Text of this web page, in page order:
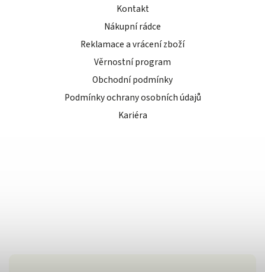
Kontakt
Nákupní rádce
Reklamace a vrácení zboží
Věrnostní program
Obchodní podmínky
Podmínky ochrany osobních údajů
Kariéra